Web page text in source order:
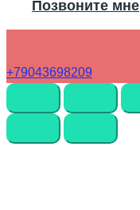
Позвоните мне
+79043698209